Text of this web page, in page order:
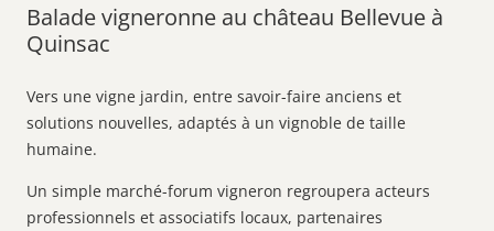
Balade vigneronne au château Bellevue à
Quinsac
Vers une vigne jardin, entre savoir-faire anciens et
solutions nouvelles, adaptés à un vignoble de taille
humaine.
Un simple marché-forum vigneron regroupera acteurs
professionnels et associatifs locaux, partenaires